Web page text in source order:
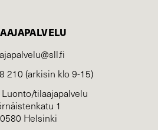
210 (arkisin klo 9-15)
tilaajapalvelu
1
Helsinki